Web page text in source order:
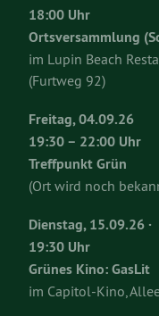
18:00 Uhr
Ortsversammlung
im Lupin Beach
(Furtweg 92)
Freitag, 04.09.26
19:30 – 22:00 Uhr
Treffpunkt Grün
(Ort wird noch
Dienstag, 15.09.26 ·
19:30 Uhr
Grünes Kino: GasLit
im Capitol-Kino,